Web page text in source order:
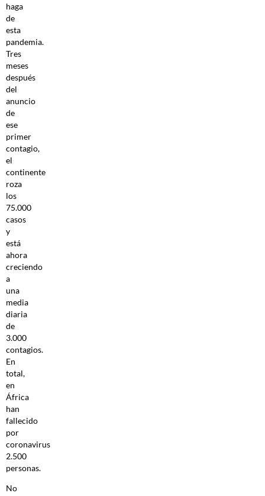
haga
de
esta
pandemia.
Tres
meses
después
del
anuncio
de
ese
primer
contagio,
el
continente
roza
los
75.000
casos
y
está
ahora
creciendo
a
una
media
diaria
de
3.000
contagios.
En
total,
en
África
han
fallecido
por
coronavirus
2.500
personas.
No